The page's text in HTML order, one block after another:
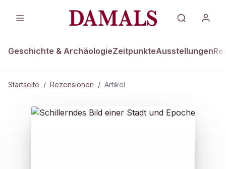
Geschichte & ArchäologieZeitpunkteAusstellungen
Startseite / Rezensionen / Artikel